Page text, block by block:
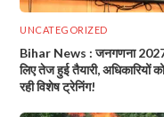
UNCATEGORIZED
Bihar News : जनगणना
लिए तेज हुई तैयारी, अधिकारियों
रही विशेष ट्रेनिंग!